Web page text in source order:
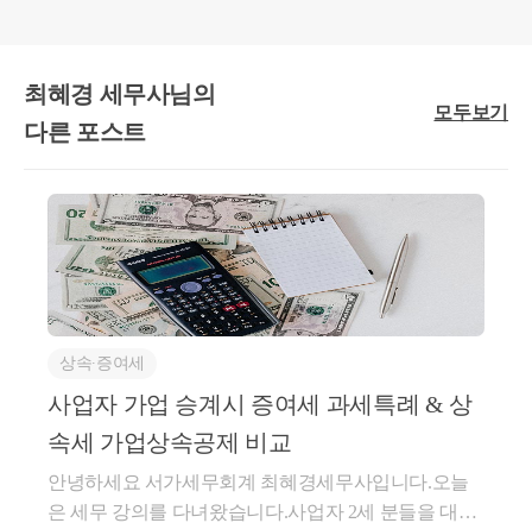
A 임대 (1년) + B 임대 (1년)  -> C 임대 (2년)
A - B 간 임대료가 동일하다면,
A 임대 (1년 6개월) -> B 임대 (1년)  + C 임대 (1년)
B - C 간 임대료가 동일하다면,
B + C 합산하여 상생임대차 계약으로 봅니다.
(2) 상생임대차계약
2021.12.20 ~ 2026.12.31
올해 말까지로 법령상 되어 있습니다.
최혜경 세무사님의
다른 포스트
모두보기
상속∙증여세
사업자 가업 승계시 증여세 과세특례 & 상
속세 가업상속공제 비교
안녕하세요 서가세무회계 최혜경세무사입니다.오늘
은 세무 강의를 다녀왔습니다.사업자 2세 분들을 대상